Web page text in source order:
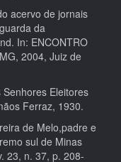
acervo de jornais
da
In: ENCONTRO
2004, Juiz de
Eleitores
Ferraz, 1930.
de Melo,padre e
sul de Minas
23, n. 37, p. 208-